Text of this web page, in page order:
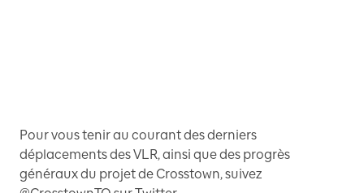
Pour vous tenir au courant des derniers
déplacements des VLR, ainsi que des progrès
généraux du projet de Crosstown, suivez